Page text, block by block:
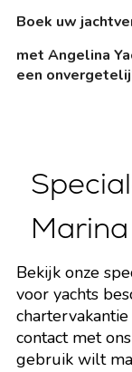
Boek uw
met Angelina
een
Bekijk onze
voor yachts
contact met
gebruik wilt